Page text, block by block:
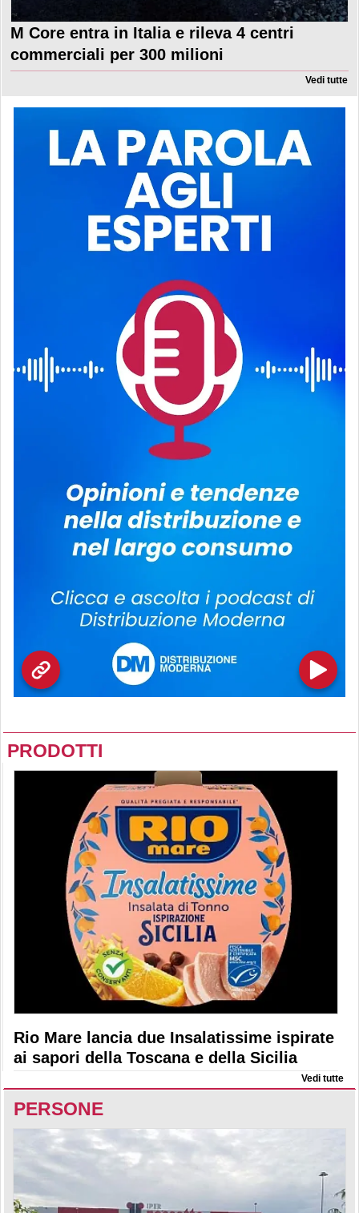
M Core entra in Italia e rileva 4 centri
commerciali per 300 milioni
Vedi tutte
PRODOTTI
Rio Mare lancia due Insalatissime ispirate
ai sapori della Toscana e della Sicilia
Vedi tutte
PERSONE